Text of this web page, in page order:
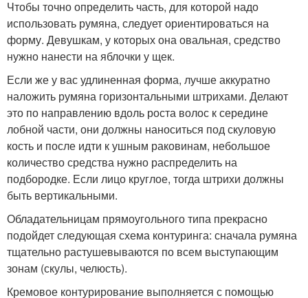
Чтобы точно определить часть, для которой надо
использовать румяна, следует ориентироваться на
форму. Девушкам, у которых она овальная, средство
нужно нанести на яблочки у щек.
Если же у вас удлиненная форма, лучше аккуратно
наложить румяна горизонтальными штрихами. Делают
это по направлению вдоль роста волос к середине
лобной части, они должны наноситься под скуловую
кость и после идти к ушным раковинам, небольшое
количество средства нужно распределить на
подбородке. Если лицо круглое, тогда штрихи должны
быть вертикальными.
Обладательницам прямоугольного типа прекрасно
подойдет следующая схема контуринга: сначала румяна
тщательно растушевываются по всем выступающим
зонам (скулы, челюсть).
Кремовое контурирование выполняется с помощью